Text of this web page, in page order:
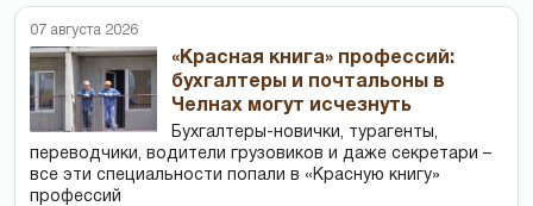
07 августа 2026
«Красная книга» профессий:
бухгалтеры и почтальоны в
Челнах могут исчезнуть
Бухгалтеры-новички, тур­агенты,
переводчики, водители грузовиков и даже секретари –
все эти специальности попали в «Красную книгу»
профессий